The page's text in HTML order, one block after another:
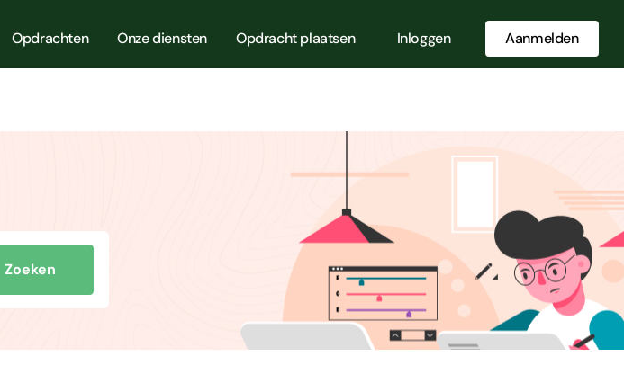
Opdrachten Onze diensten Opdracht plaatsen Inloggen Aanmelden
Zoeken